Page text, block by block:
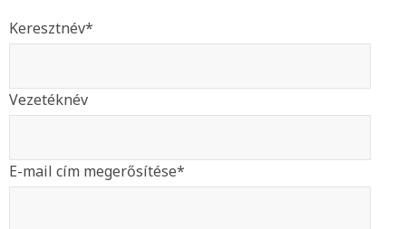
Keresztnév*
Vezetéknév
E-mail cím megerősítése*